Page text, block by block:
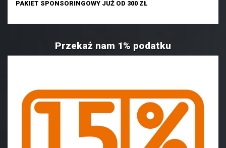
PAKIET SPONSORINGOWY JUŻ OD 300 ZŁ
Przekaż nam 1% podatku